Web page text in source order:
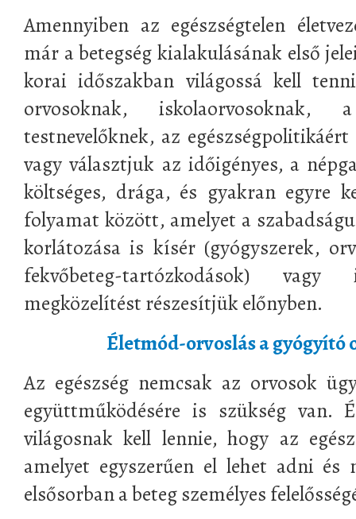
Amennyiben az egészségtelen
már a betegség kialakulásának első
korai időszakban világossá kell
orvosoknak,
testnevelőknek, az
vagy választjuk az időigényes, a
költséges, drága, és gyakran egyre
folyamat között, amelyet a
korlátozása is kísér (gyógyszerek,
fekvőbeteg-tartózkodások)
megközelítést részesítjük előnyben.
Életmód-orvoslás a gyógyító
Az egészség nemcsak az orvosok
együttműködésére is szükség van.
világosnak kell lennie, hogy az
amelyet egyszerűen el lehet adni és
elsősorban a beteg személyes